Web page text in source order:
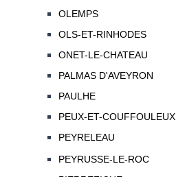
OLEMPS
OLS-ET-RINHODES
ONET-LE-CHATEAU
PALMAS D'AVEYRON
PAULHE
PEUX-ET-COUFFOULEUX
PEYRELEAU
PEYRUSSE-LE-ROC